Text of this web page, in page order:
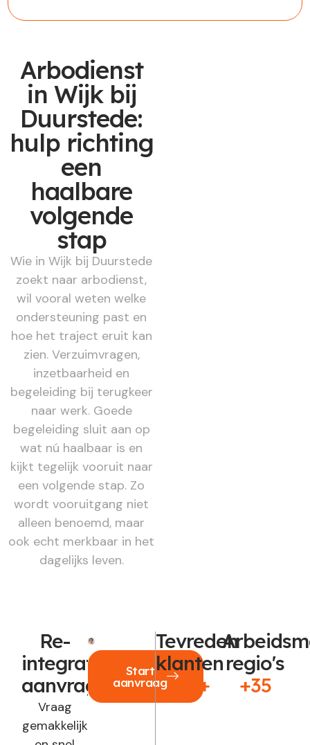
Arbodienst
in Wijk bij
Duurstede:
hulp richting
een
haalbare
volgende
stap
Wie in Wijk bij Duurstede
zoekt naar arbodienst,
wil vooral weten welke
ondersteuning past en
hoe het traject eruit kan
zien. Verzuimvragen,
inzetbaarheid en
begeleiding bij terugkeer
naar werk. Goede
begeleiding sluit aan op
wat nú haalbaar is en
kijkt tegelijk vooruit naar
een volgende stap. Zo
wordt vooruitgang niet
alleen benoemd, maar
ook echt merkbaar in het
dagelijks leven.
Re-
integratie
aanvragen?
Vraag
gemakkelijk
Start
aanvraag
Tevreden
klanten
250+
regio's
+35